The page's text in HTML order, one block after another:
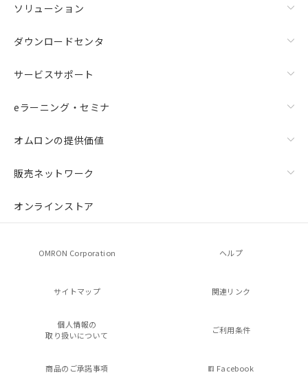
ソリューション
ダウンロードセンタ
サービスサポート
eラーニング・セミナ
オムロンの提供価値
販売ネットワーク
オンラインストア
OMRON Corporation ヘルプ
サイトマップ 関連リンク
個人情報の
取り扱いについて
ご利用条件
商品のご承諾事項 Facebook